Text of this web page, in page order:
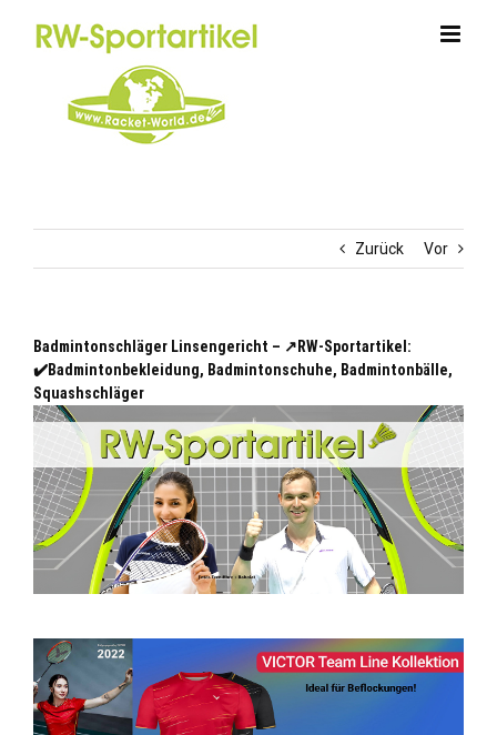
Zurück Vor
Badmintonschläger Linsengericht – ↗️RW-Sportartikel:
✔️Badmintonbekleidung, Badmintonschuhe, Badmintonbälle,
Squashschläger